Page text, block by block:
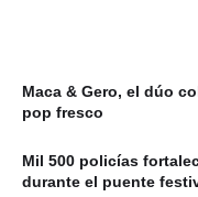
Maca & Gero, el dúo
pop fresco
Mil 500 policías
durante el puente